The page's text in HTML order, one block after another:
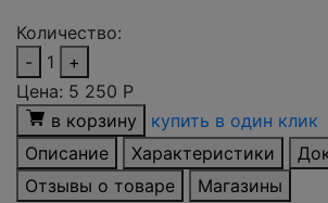
Количество:
-
1
+
Цена: 5 250 Р
в корзину
купить в один клик
Описание
Характеристики
Отзывы о товаре
Магазины